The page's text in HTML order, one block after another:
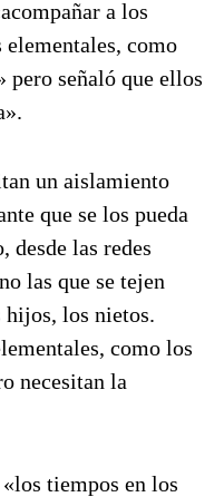
a los
elementales, como
pero señaló que ellos
un aislamiento
que se los pueda
desde las redes
las que se tejen
los nietos.
como los
necesitan la
tiempos en los